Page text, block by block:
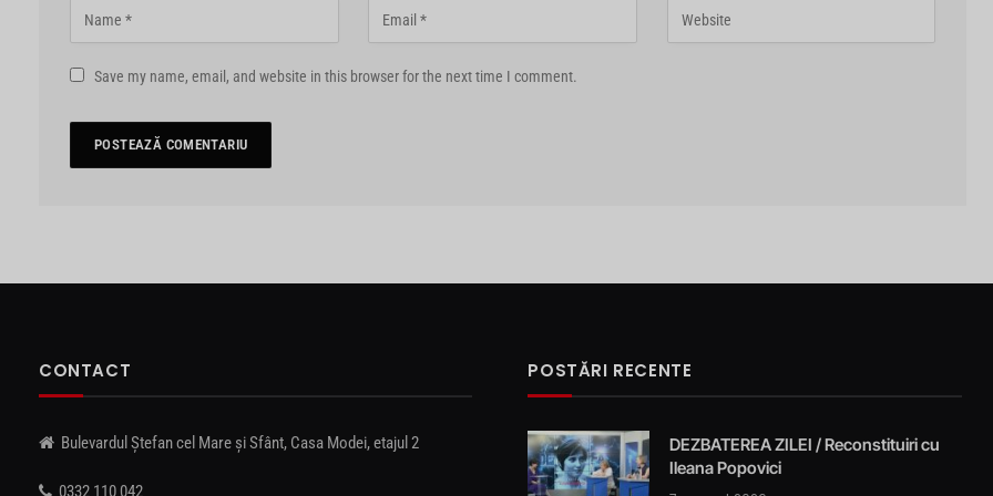
Save my name, email, and website in this browser for the next time I comment.
CONTACT
Bulevardul Ștefan cel Mare și Sfânt, Casa Modei, etajul 2
0332 110 042
POSTĂRI RECENTE
DEZBATEREA ZILEI / Reconstituiri cu
Ileana Popovici